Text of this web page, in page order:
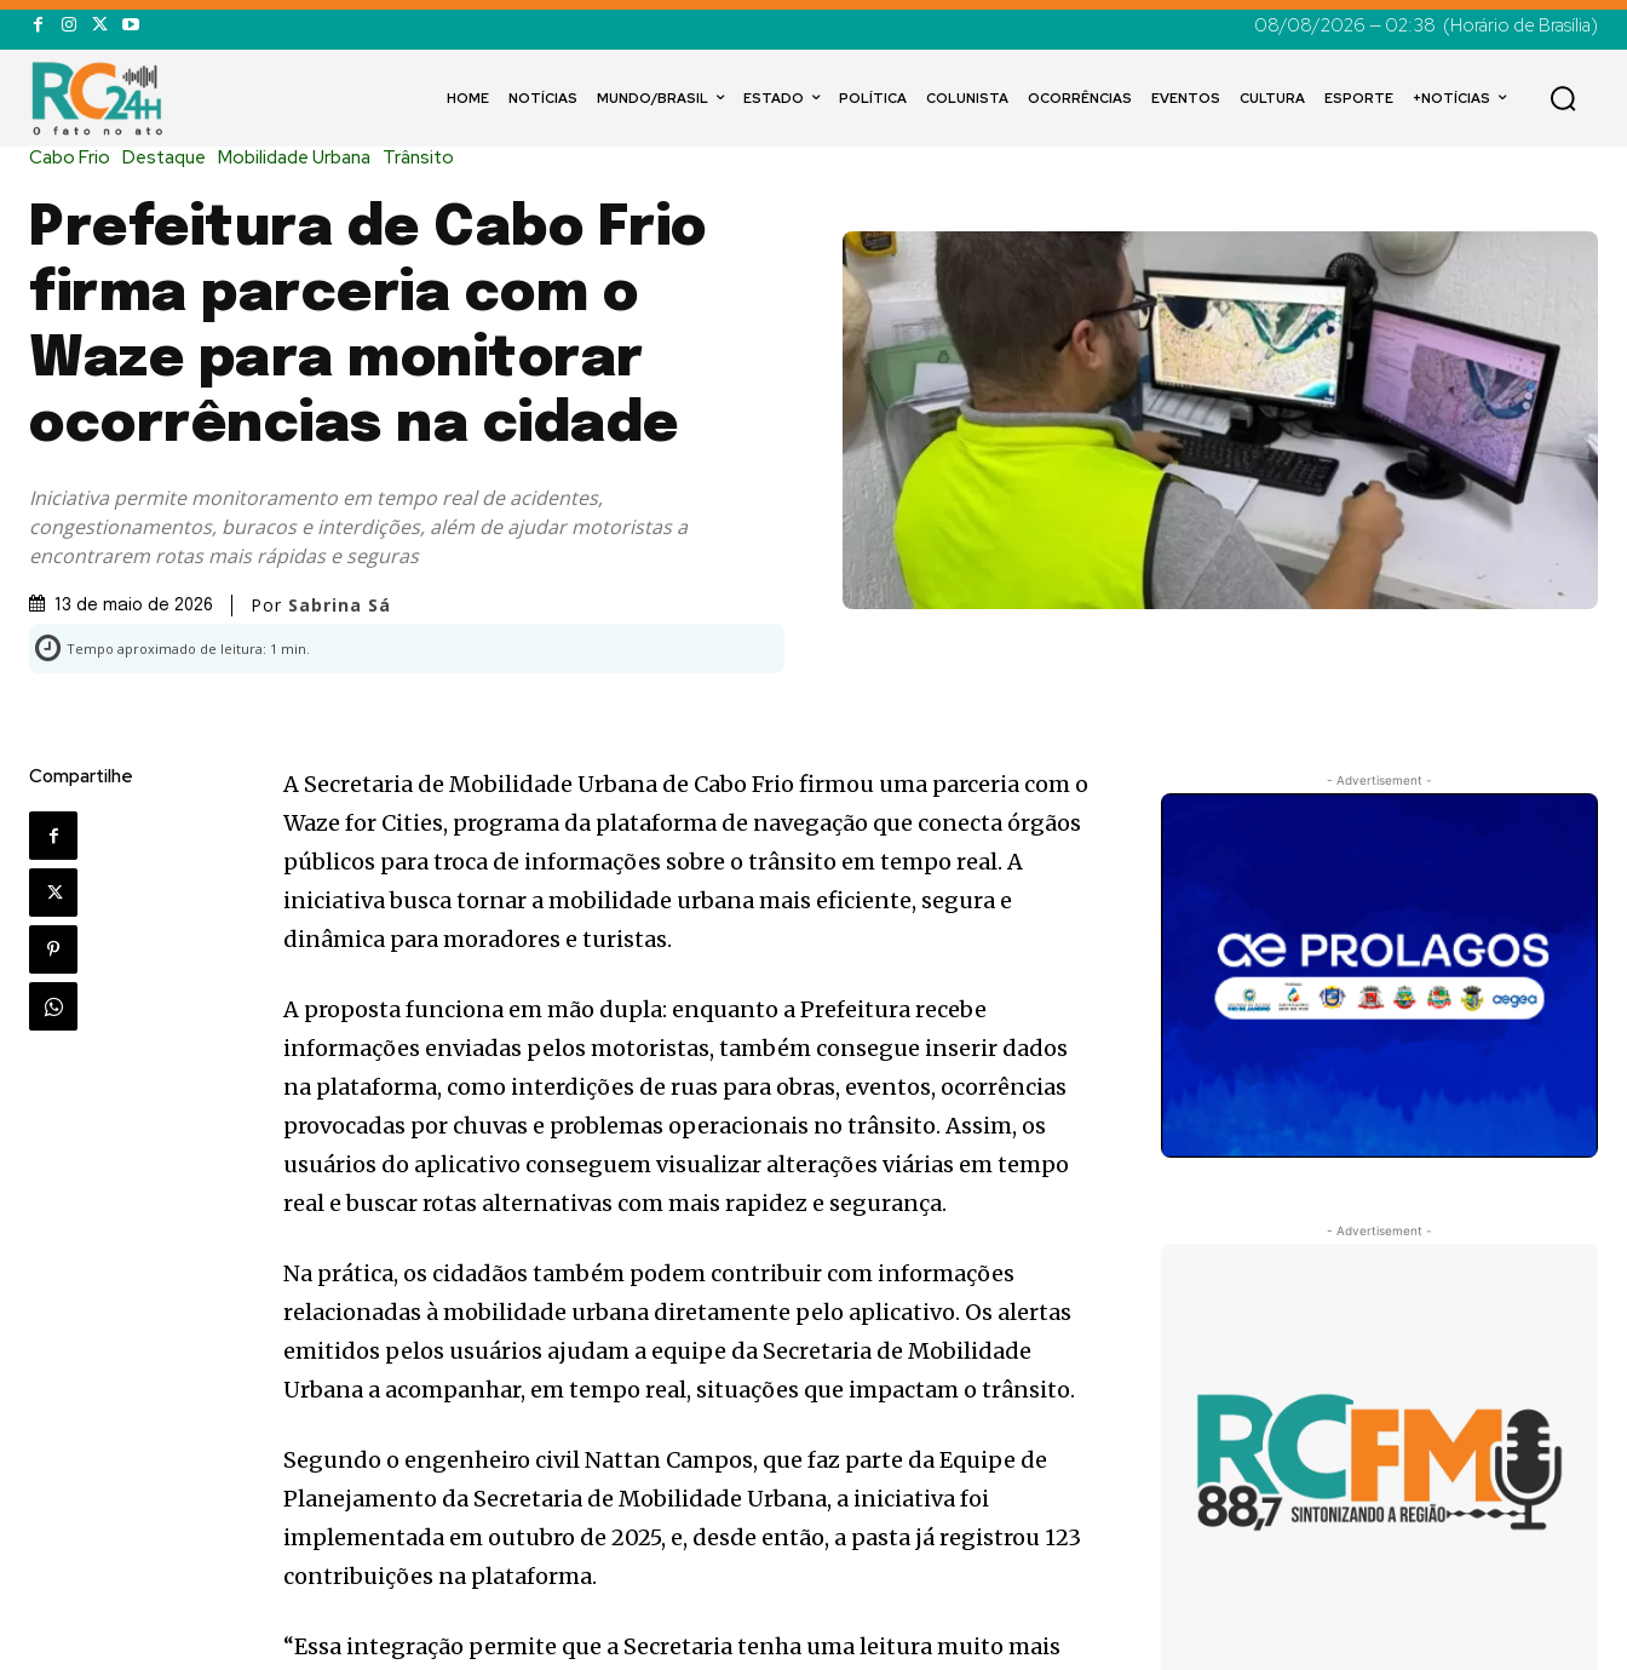
08/08/2026 — 02:38 (Horário de Brasília)
HOME NOTÍCIAS MUNDO/BRASIL ESTADO POLÍTICA COLUNISTA OCORRÊNCIAS EVENTOS CULTURA ESPORTE +NOTÍCIAS
Cabo Frio Destaque Mobilidade Urbana Trânsito
Prefeitura de Cabo Frio
firma parceria com o
Waze para monitorar
ocorrências na cidade
Iniciativa permite monitoramento em tempo real de acidentes,
congestionamentos, buracos e interdições, além de ajudar motoristas a
encontrarem rotas mais rápidas e seguras
13 de maio de 2026 Por Sabrina Sá
Tempo aproximado de leitura: 1 min.
Compartilhe
A Secretaria de Mobilidade Urbana de Cabo Frio firmou uma parceria com o
Waze for Cities, programa da plataforma de navegação que conecta órgãos
públicos para troca de informações sobre o trânsito em tempo real. A
iniciativa busca tornar a mobilidade urbana mais eficiente, segura e
dinâmica para moradores e turistas.
A proposta funciona em mão dupla: enquanto a Prefeitura recebe
informações enviadas pelos motoristas, também consegue inserir dados
na plataforma, como interdições de ruas para obras, eventos, ocorrências
provocadas por chuvas e problemas operacionais no trânsito. Assim, os
usuários do aplicativo conseguem visualizar alterações viárias em tempo
real e buscar rotas alternativas com mais rapidez e segurança.
Na prática, os cidadãos também podem contribuir com informações
relacionadas à mobilidade urbana diretamente pelo aplicativo. Os alertas
emitidos pelos usuários ajudam a equipe da Secretaria de Mobilidade
Urbana a acompanhar, em tempo real, situações que impactam o trânsito.
Segundo o engenheiro civil Nattan Campos, que faz parte da Equipe de
Planejamento da Secretaria de Mobilidade Urbana, a iniciativa foi
implementada em outubro de 2025, e, desde então, a pasta já registrou 123
contribuições na plataforma.
“Essa integração permite que a Secretaria tenha uma leitura muito mais
- Advertisement -
- Advertisement -